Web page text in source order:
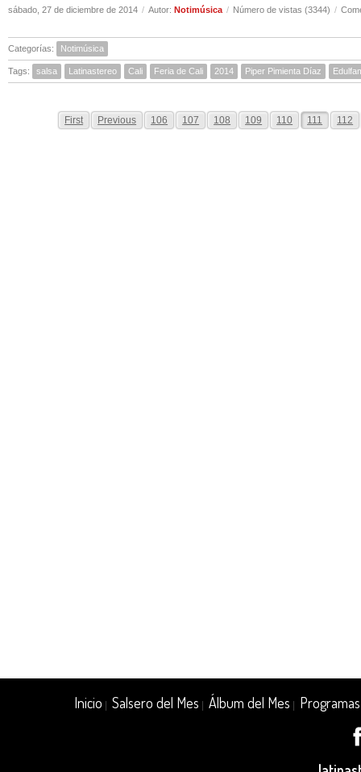
sábado, 27 de diciembre de 2014 / Autor: Notimúsica / Número de vistas (3344) /
Categorías: Notimúsica
Tags: salsa Latinastereo Cali Feria de Cali 2014 Piper Pimienta Díaz
First Previous 106 107 108 109 110 111 112
Inicio |Salsero del Mes |Álbum del Mes Programas